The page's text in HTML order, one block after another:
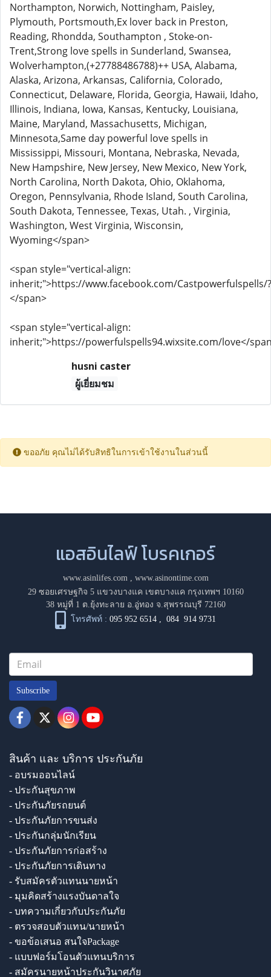
Northampton, Norwich, Nottingham, Paisley,
Plymouth, Portsmouth,Ex lover back in Preston,
Reading, Rhondda, Southampton , Stoke-on-
Trent,Strong love spells in Sunderland, Swansea,
Wolverhampton,(+27788486788)++ USA, Alabama,
Alaska, Arizona, Arkansas, California, Colorado,
Connecticut, Delaware, Florida, Georgia, Hawaii, Idaho,
Illinois, Indiana, Iowa, Kansas, Kentucky, Louisiana,
Maine, Maryland, Massachusetts, Michigan,
Minnesota,Same day powerful love spells in
Mississippi, Missouri, Montana, Nebraska, Nevada,
New Hampshire, New Jersey, New Mexico, New York,
North Carolina, North Dakota, Ohio, Oklahoma,
Oregon, Pennsylvania, Rhode Island, South Carolina,
South Dakota, Tennessee, Texas, Utah. , Virginia,
Washington, West Virginia, Wisconsin,
Wyoming</span>
<span style="vertical-align:
inherit;">https://www.facebook.com/Castpowerfulspells/?
</span>
<span style="vertical-align:
inherit;">https://powerfulspells94.wixsite.com/love</
husni caster
ผู้เยี่ยมชม
ขออภัย คุณไม่ได้รับสิทธิในการเข้าใช้งานในส่วนนี้
แอสอินไลฟ์ โบรคเกอร์
www.asinlifes.com, www.asinontime.com
29 ซอยเศรษฐกิจ 5 แขวงบางแค เขตบางแค กรุงเทพฯ 10160
38 หมู่ที่ 1 ต.ยุ้งทะลาย อ.อู่ทอง จ.สุพรรณบุรี 72160
โทรศัพท์ : 095 952 6514 ,084 914 9731
Subscribe
สินค้า และ บริการ ประกันภัย
- อบรมออนไลน์
- ประกันสุขภาพ
- ประกันภัยรถยนต์
- ประกันภัยการขนส่ง
- ประกันกลุ่มนักเรียน
- ประกันภัยการก่อสร้าง
- ประกันภัยการเดินทาง
- รับสมัครตัวแทนนายหน้า
- มุมคิดสร้างแรงบันดาลใจ
- บทความเกี่ยวกับประกันภัย
- ตรวจสอบตัวแทน/นายหน้า
- ขอข้อเสนอ สนใจPackage
- แบบฟอร์มโอนตัวแทนบริการ
- สมัครนายหน้าประกันวินาศภัย